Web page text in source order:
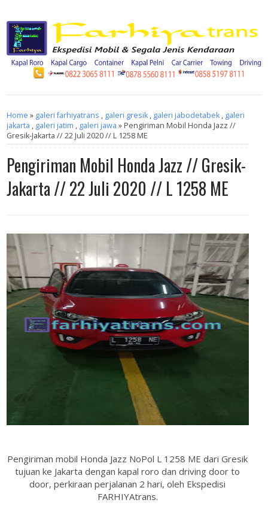
Home » galeri farhiyatrans , galeri gresik, galeri jabodetabek, galeri
jakarta , galeri jatim , galeri jawa » Pengiriman Mobil Honda Jazz //
Gresik-Jakarta // 22 Juli 2020 // L 1258 ME
Pengiriman Mobil Honda Jazz // Gresik-
Jakarta // 22 Juli 2020 // L 1258 ME
Pengiriman mobil Honda Jazz NoPol L 1258 ME dari Gresik
tujuan ke Jakarta dengan kapal roro dan driving door to
door, perkiraan perjalanan 2 hari, oleh Ekspedisi
FARHIYAtrans.